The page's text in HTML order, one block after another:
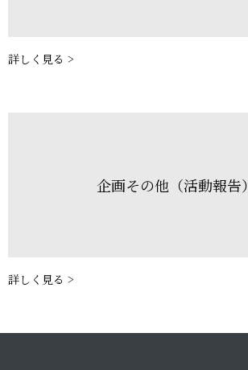
詳しく見る >
企画その他（活動報告）
詳しく見る >